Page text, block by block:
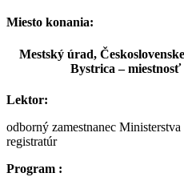
Miesto konania:
Mestský úrad,
Bystrica– miestnosť
Lektor:
odborný zamestnanec
registratúr
Program :